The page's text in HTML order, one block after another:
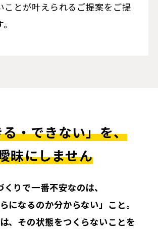
ことが叶えられるご提案をご提
・できない」を、
昧にしません
くりで一番不安なのは、
になるのか分からない」こと。
、その状態をつくらないことを